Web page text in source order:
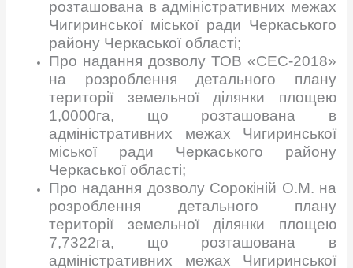
розташована в адміністративних межах
Чигиринської міської ради Черкаського
району Черкаської області;
Про надання дозволу ТОВ «СЕС-2018»
на розроблення детального плану
території земельної ділянки площею
1,0000га, що розташована в
адміністративних межах Чигиринської
міської ради Черкаського району
Черкаської області;
Про надання дозволу Сорокіній О.М. на
розроблення детального плану
території земельної ділянки площею
7,7322га, що розташована в
адміністративних межах Чигиринської